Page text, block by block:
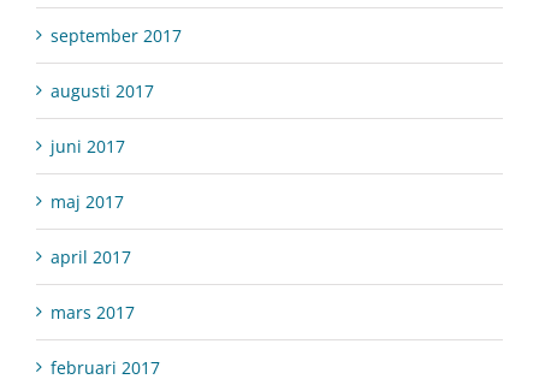
september 2017
augusti 2017
juni 2017
maj 2017
april 2017
mars 2017
februari 2017